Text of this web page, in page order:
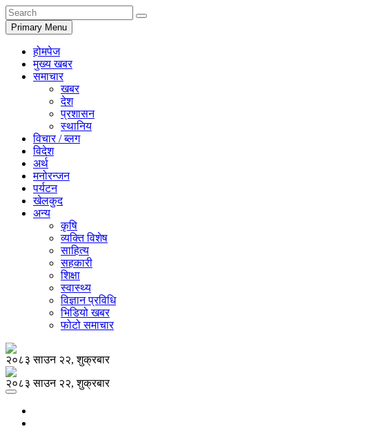
Primary Menu
होमपेज
मुख्य खबर
समाचार
खबर
देश
प्रशासन
स्थानिय
विचार / ब्लग
विदेश
अर्थ
मनोरन्जन
पर्यटन
खेलकुद
अन्य
कृषि
व्यक्ति विशेष
साहित्य
सहकारी
शिक्षा
स्वास्थ्य
विज्ञान प्रविधि
भिडियो खबर
फोटो समाचार
२०८३ साउन २२, शुक्रबार
२०८३ साउन २२, शुक्रबार